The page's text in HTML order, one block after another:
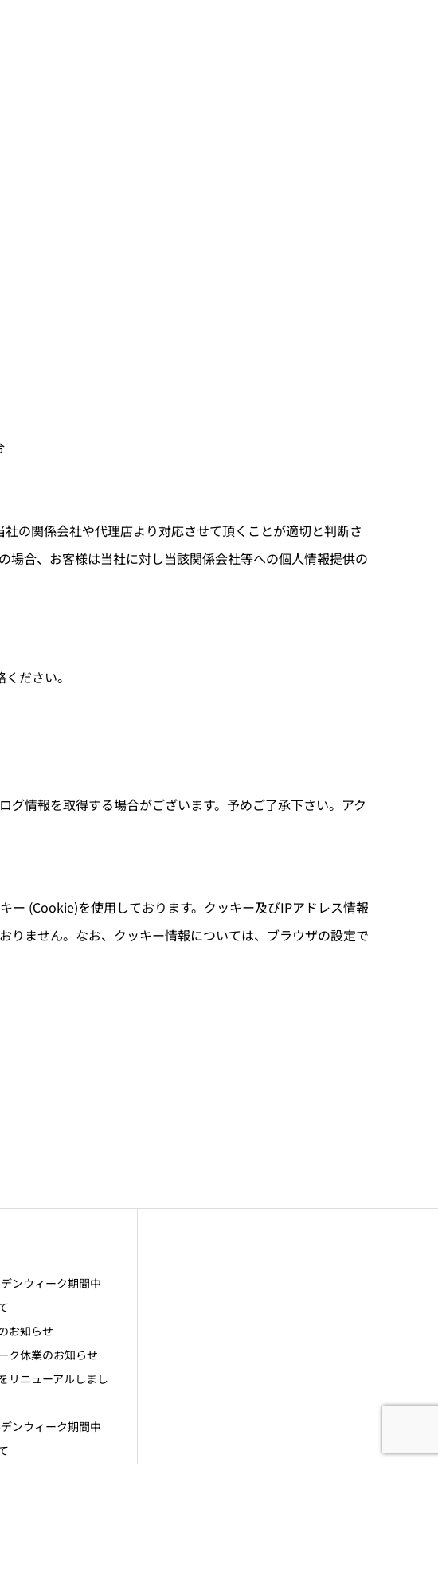
の関係会社や代理店より対応させて頂くことが適切と判断さ
合、お客様は当社に対し当該関係会社等への個人情報提供の
ださい。
情報を取得する場合がございます。予めご了承下さい。アク
ー (Cookie)を使用しております。クッキー及びIPアドレス情報
りません。なお、クッキー情報については、ブラウザの設定で
ンウィーク期間中
お知らせ
ク休業のお知らせ
リニューアルしまし
ンウィーク期間中